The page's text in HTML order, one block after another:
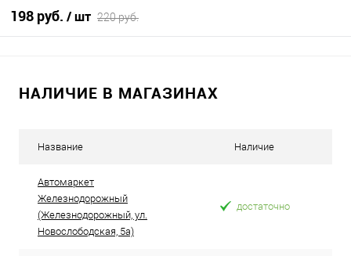
198 руб. / шт 220 руб.
В избранное В наличии
НАЛИЧИЕ В МАГАЗИНАХ
Название Наличие
Автомаркет
Железнодорожный
(Железнодорожный, ул.
Новослободская, 5а)
достаточно